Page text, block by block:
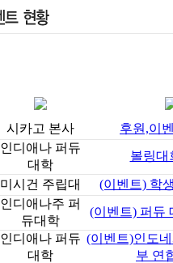
시카고 본사 후원,이
인디애나 퍼듀
대학
볼링대
미시건 주립대 (이벤트) 학
인디애나주 퍼
듀대학
(이벤트) 퍼듀
인디애나 퍼듀
대학
(이벤트)인도
부 연